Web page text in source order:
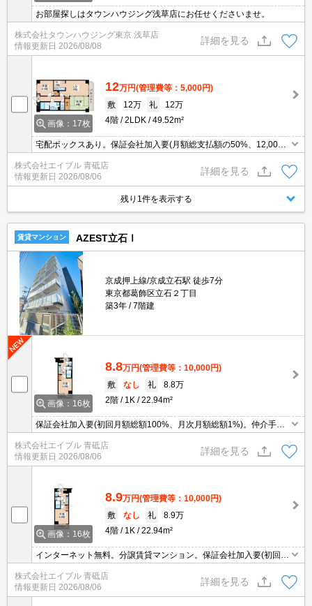
お部屋探しはタウンハウジング浅草店にお任せくださいませ。
株式会社タウンハウジング東京 浅草店
情報更新日 2026/08/08
詳細を見る
画像：17枚
12万円(管理費等：5,000円)
敷
12万 礼
12万
4階
2LDK 49.52m²
宅配ボックスあり。保証会社加入要(月額総支払額の50%、12,000
円/年)。仲介手数料家賃の0.55ヵ月分。室内に洗濯機置場あり。シ
ステムキッチン。新生活のスタートはここから。
株式会社エイブル 青砥店
情報更新日 2026/08/06
詳細を見る
残り1件を表示する
賃貸マンション AZEST立石Ⅰ
京成押上線/京成立石駅 徒歩7分
東京都葛飾区立石２丁目
築3年
7階建
画像：16枚
8.8万円(管理費等：10,000円)
敷
なし 礼
8.8万
2階
1K 22.94m²
保証会社加入要(初回月額総額100%、月次月額総額1%)。仲介手数
料家賃の0.55ヶ月分。安心のオートロック。経済的な都市ガス使
用。宅配ボックスあり。エレベーターあり。新生活のスタートはこ
こから。
株式会社エイブル 青砥店
情報更新日 2026/08/06
詳細を見る
画像：16枚
8.9万円(管理費等：10,000円)
敷
なし 礼
8.9万
4階
1K 22.94m²
インターネット無料。分譲賃貸マンション。保証会社加入要(初回月
額総額50%、月次月額総額2%)。安心のオートロック。宅配ボック
スあり。浴室乾燥機付。エレベーターあり。新生活のスタートはこ
こから。
株式会社エイブル 青砥店
情報更新日 2026/08/06
詳細を見る